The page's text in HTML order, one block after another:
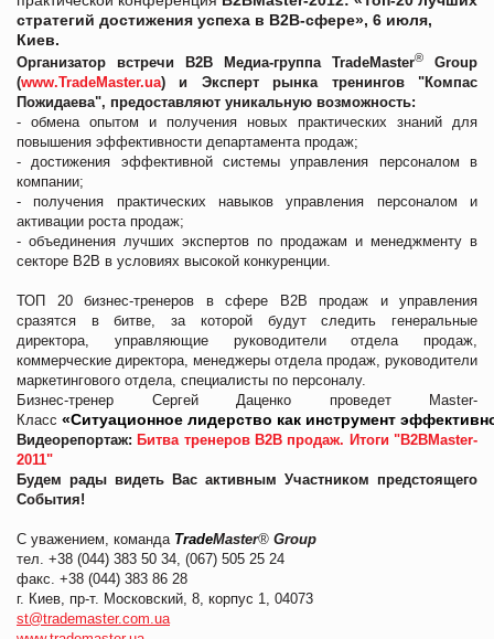
стратегий достижения успеха в В2В-сфере», 6 июля,
Киев.
Организатор встречи В2В Медиа-группа TradeMaster®
Group
(www.TradeMaster.ua) и Эксперт рынка тренингов "Компас
Пожидаева", предоставляют уникальную возможность:
- обмена опытом и получения новых практических знаний для
повышения эффективности департамента продаж;
- достижения эффективной системы управления персоналом в
компании;
- получения практических навыков управления персоналом и
активации роста продаж;
- объединения лучших экспертов по продажам и менеджменту в
секторе В2В в условиях высокой конкуренции.
ТОП 20 бизнес-тренеров в сфере В2В продаж и управления
сразятся в битве, за которой будут следить генеральные
директора, управляющие руководители отдела продаж,
коммерческие директора, менеджеры отдела продаж, руководители
маркетингового отдела, специалисты по персоналу.
Бизнес-тренер Сергей Даценко проведет Master-
Класс «Ситуационное лидерство как инструмент
Видеорепортаж: Битва тренеров В2В продаж. Итоги "В2ВMaster-
2011"
Будем рады видеть Вас активным Участником предстоящего
События!
С уважением, команда TradeMaster® Group
тел. +38 (044) 383 50 34, (067) 505 25 24
факс. +38 (044) 383 86 28
г. Киев, пр-т. Московский, 8, корпус 1, 04073
st@trademaster.com.ua